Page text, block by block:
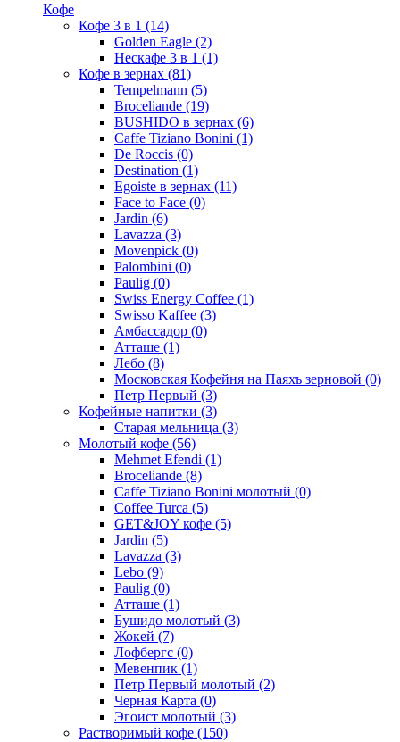
Кофе
Кофе 3 в 1 (14)
Golden Eagle (2)
Нескафе 3 в 1 (1)
Кофе в зернах (81)
Tempelmann (5)
Broceliande (19)
BUSHIDO в зернах (6)
Caffe Tiziano Bonini (1)
De Roccis (0)
Destination (1)
Egoiste в зернах (11)
Face to Face (0)
Jardin (6)
Lavazza (3)
Movenpick (0)
Palombini (0)
Paulig (0)
Swiss Energy Coffee (1)
Swisso Kaffee (3)
Амбассадор (0)
Атташе (1)
Лебо (8)
Московская Кофейня на Паяхъ зерновой (0)
Петр Первый (3)
Кофейные напитки (3)
Старая мельница (3)
Молотый кофе (56)
Mehmet Efendi (1)
Broceliande (8)
Caffe Tiziano Bonini молотый (0)
Coffee Turca (5)
GET&JOY кофе (5)
Jardin (5)
Lavazza (3)
Lebo (9)
Paulig (0)
Атташе (1)
Бушидо молотый (3)
Жокей (7)
Лофбергс (0)
Мевенпик (1)
Петр Первый молотый (2)
Черная Карта (0)
Эгоист молотый (3)
Растворимый кофе (150)